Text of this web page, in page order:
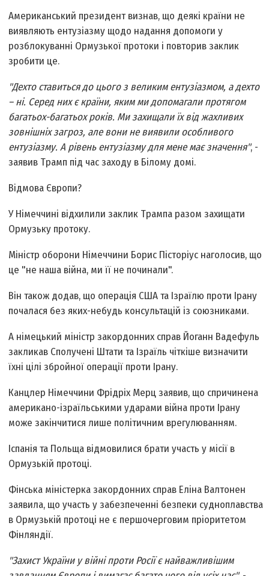
Американський президент визнав, що деякі країни не
виявляють ентузіазму щодо надання допомоги у
розблокуванні Ормузької протоки і повторив заклик
зробити це.
"Дехто ставиться до цього з великим ентузіазмом, а дехто
– ні. Серед них є країни, яким ми допомагали протягом
багатьох-багатьох років. Ми захищали їх від жахливих
зовнішніх загроз, але вони не виявили особливого
ентузіазму. А рівень ентузіазму для мене має значення", -
заявив Трамп під час заходу в Білому домі.
Відмова Європи?
У Німеччині відхилили заклик Трампа разом захищати
Ормузьку протоку.
Міністр оборони Німеччини Борис Пісторіус наголосив, що
це "не наша війна, ми її не починали".
Він також додав, що операція США та Ізраїлю проти Ірану
почалася без яких-небудь консультацій із союзниками.
А німецький міністр закордонних справ Йоганн Вадефуль
закликав Сполучені Штати та Ізраїль чіткіше визначити
їхні цілі збройної операції проти Ірану.
Канцлер Німеччини Фрідріх Мерц заявив, що спричинена
американо-ізраїльськими ударами війна проти Ірану
може закінчитися лише політичним врегулюванням.
Іспанія та Польща відмовилися брати участь у місії в
Ормузькій протоці.
Фінська міністерка закордонних справ Еліна Валтонен
заявила, що участь у забезпеченні безпеки судноплавства
в Ормузькій протоці не є першочерговим пріоритетом
Фінляндії.
"Захист України у війні проти Росії є найважливішим